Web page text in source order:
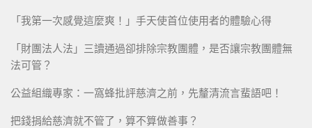
「我第一次感覺這麼爽！」手天使首位使用者的體驗心得
「財團法人法」三讀通過卻排除宗教團體，是否讓宗教團體無
法可管？
公益組織專家：一窩蜂批評慈濟之前，先釐清流言蜚語吧！
把錢捐給慈濟就不管了，算不算做善事？